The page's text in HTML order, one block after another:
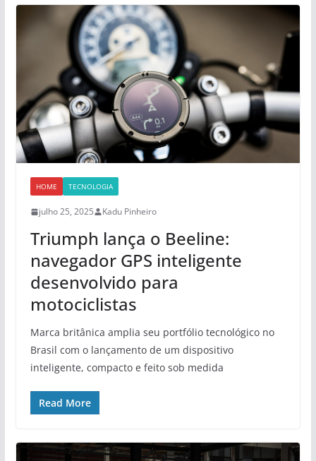
HOME TECNOLOGIA
julho 25, 2025 Kadu Pinheiro
Triumph lança o Beeline:
navegador GPS inteligente
desenvolvido para
motociclistas
Marca britânica amplia seu portfólio tecnológico no
Brasil com o lançamento de um dispositivo
inteligente, compacto e feito sob medida
Read More